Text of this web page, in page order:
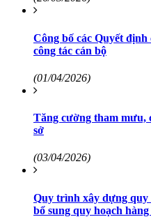
Công bố các Quyết
công tác cán bộ
(01/04/2026)
Tăng cường tham mưu,
sở
(03/04/2026)
Quy trình xây dựng quy
bổ sung quy hoạch